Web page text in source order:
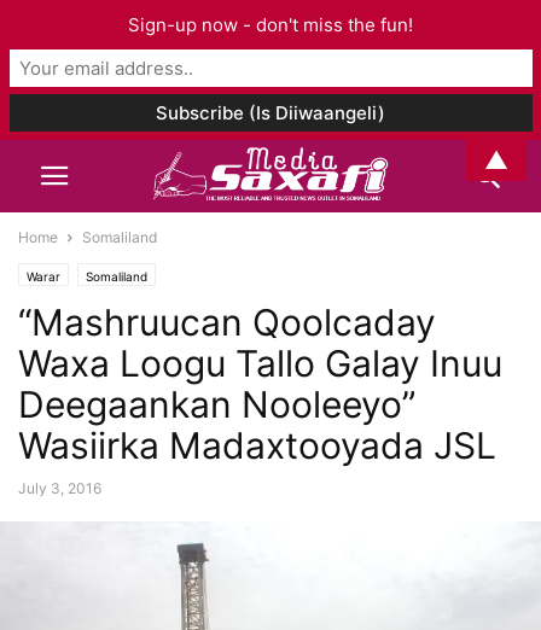
Home Somaliland
Warar Somaliland
“Mashruucan Qoolcaday
Waxa Loogu Tallo Galay Inuu
Deegaankan Nooleeyo”
Wasiirka Madaxtooyada JSL
July 3, 2016
Sign-up now - don't miss the fun!
▲